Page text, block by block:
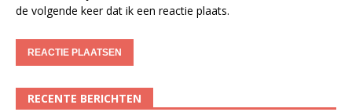
de volgende keer dat ik een reactie plaats.
RECENTE BERICHTEN